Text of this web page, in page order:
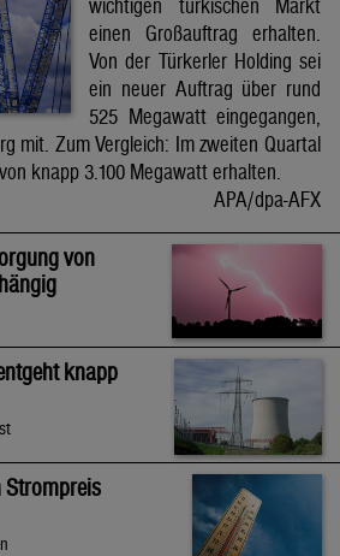
wichtigen türkischen Markt
einen Großauftrag erhalten.
Von der Türkerler Holding sei
ein neuer Auftrag über rund
525 Megawatt eingegangen,
mit. Zum Vergleich: Im zweiten Quartal
knapp 3.100 Megawatt erhalten.
APA/dpa-AFX
von
knapp
Strompreis